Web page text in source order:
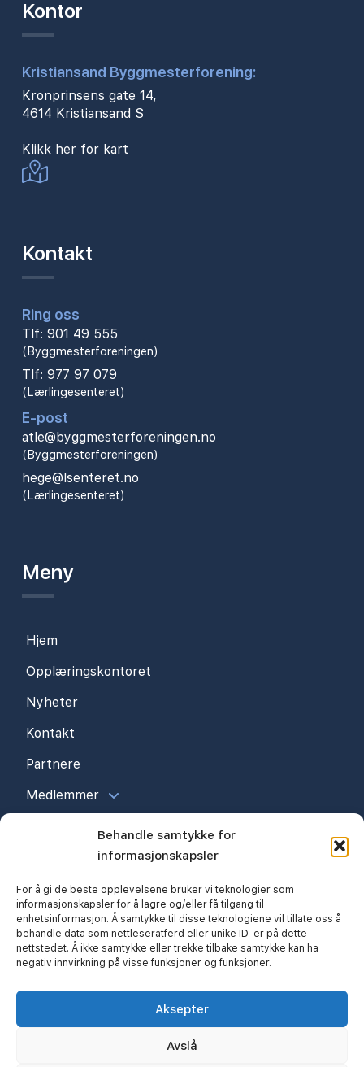
Behandle samtykke for
informasjonskapsler
For å gi de beste opplevelsene bruker vi teknologier som
informasjonskapsler for å lagre og/eller få tilgang til
enhetsinformasjon. Å samtykke til disse teknologiene vil tillate oss å
behandle data som nettleseratferd eller unike ID-er på dette
nettstedet. Å ikke samtykke eller trekke tilbake samtykke kan ha
negativ innvirkning på visse funksjoner og funksjoner.
Aksepter
Avslå
Kontor
Kristiansand Byggmesterforening:
Kronprinsens gate 14,
4614 Kristiansand S
Klikk her for kart
Kontakt
Ring oss
Tlf: 901 49 555
(Byggmesterforeningen)
Tlf: 977 97 079
(Lærlingesenteret)
E-post
atle@byggmesterforeningen.no
(Byggmesterforeningen)
hege@lsenteret.no
(Lærlingesenteret)
Meny
Hjem
Opplæringskontoret
Nyheter
Kontakt
Partnere
Medlemmer
© 2026 Kristiansand Byggmesterforening
Personvern
Cookieerklæring (EU)
Edney Media & Design